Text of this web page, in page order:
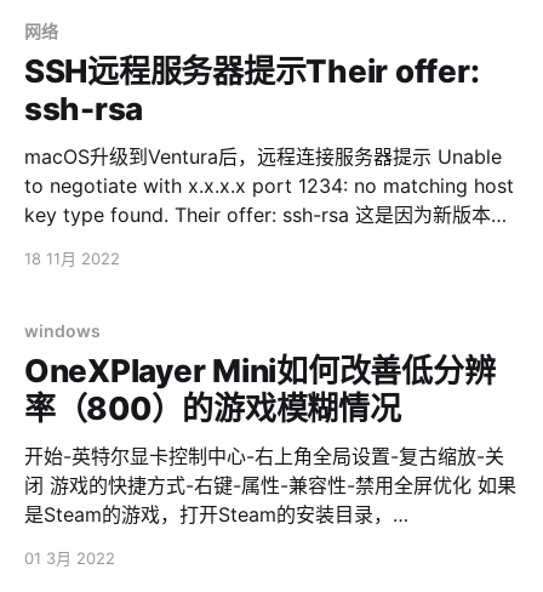
类的事情。 另外，Web前端的反向代理是用的Caddy，
NGINX用户自行转换配置文件。 环境准备 你要先准备以
下东西： * 一个域名，配置一个主域和一个二级域。比如
note.naizhao.com（用户访问Outline）和
storage.naizhao.com（用于Outline存储附件），然后IP
地址指向你的服务器 * Docker运行环境 * 一个微软账
号，可以登陆到https://portal.azure.com/。本文将以
他的SMTP账号，用于Outline发送邮件 * 网站根目录
网络
SSH远程服务器提示Their offer:
ssh-rsa
macOS升级到Ventura后，远程连接服务器提示 Unable
to negotiate with x.x.x.x port 1234: no matching host
key type found. Their offer: ssh-rsa 这是因为新版本的
在```.ssh/config```里面增加配置 Host *
PubkeyAcceptedKeyTypes +ssh-rsa 保存后重新连接就
可以了
18 11月 2022
windows
OneXPlayer Mini如何改善低分辨
率（800）的游戏模糊情况
开始-英特尔显卡控制中心-右上角全局设置-复古缩放-关
闭 游戏的快捷方式-右键-属性-兼容性-禁用全屏优化 如果
是Steam的游戏，打开Steam的安装目录，
exe文件右键-属性-兼容性-禁用全屏优化
01 3月 2022